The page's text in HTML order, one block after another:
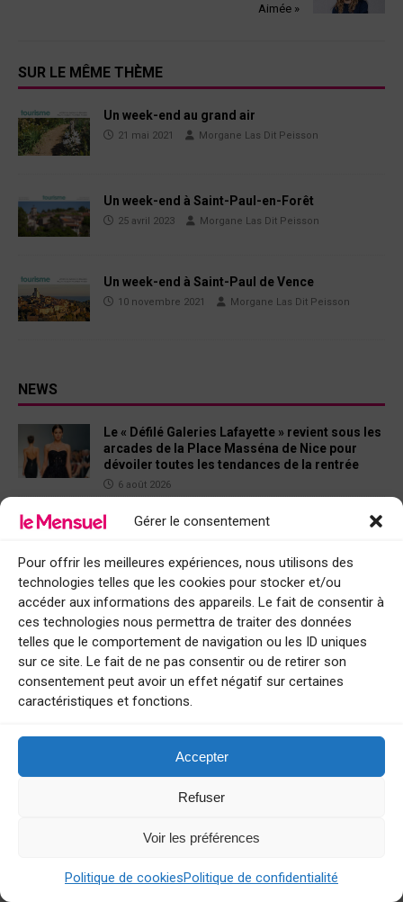
Gérer le consentement
Pour offrir les meilleures expériences, nous utilisons des
technologies telles que les cookies pour stocker et/ou
accéder aux informations des appareils. Le fait de consentir à
ces technologies nous permettra de traiter des données
telles que le comportement de navigation ou les ID uniques
sur ce site. Le fait de ne pas consentir ou de retirer son
consentement peut avoir un effet négatif sur certaines
caractéristiques et fonctions.
Accepter
Refuser
Voir les préférences
Politique de cookiesPolitique de confidentialité
Aimée »
SUR LE MÊME THÈME
Un week-end au grand air
21 mai 2021 Morgane Las Dit Peisson
Un week-end à Saint-Paul-en-Forêt
25 avril 2023 Morgane Las Dit Peisson
Un week-end à Saint-Paul de Vence
10 novembre 2021 Morgane Las Dit Peisson
NEWS
Le « Défilé Galeries Lafayette » revient sous les
arcades de la Place Masséna de Nice pour
dévoiler toutes les tendances de la rentrée
6 août 2026
Géraldine Nakache aborde l’emprise
film « Si tu penses bien »
5 août 2026
Le Cabaret Le Turlututu va ouvrir ses portes à
Mandelieu
4 août 2026
Léa Drucker et Mélanie Thierry dévoilent au
lorsqu’elle ne se consacre qu’aux autres
Le restaurant Miamici de Nice au cœur de
Élie Chouraqui adapte sa BD « Les héros du